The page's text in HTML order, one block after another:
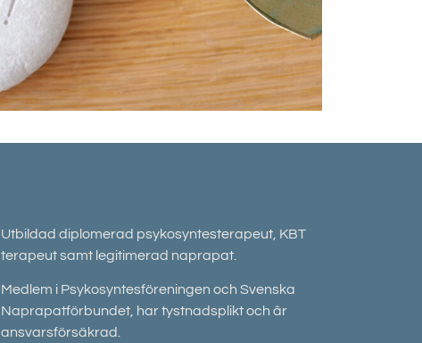
Utbildad diplomerad psykosyntesterapeut, KBT
terapeut samt legitimerad naprapat.
Medlem i Psykosyntesföreningen och Svenska
Naprapatförbundet, har tystnadsplikt och âr
ansvarsförsäkrad.